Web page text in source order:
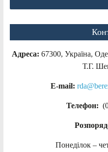
Адреса: 67300, Україна,
Т.Г.
E-mail:
Телефон:
Понеділок –